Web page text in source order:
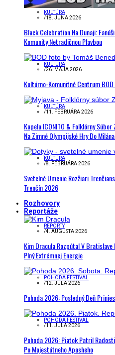
KULTÚRA
/18. JÚNA 2026
Black Celebration Na Dunaji:
Komunity Netradičnou Plavbou
KULTÚRA
/26. MÁJA 2026
Kultúrno-Komunitné Centrum
KULTÚRA
/11. FEBRUÁRA 2026
Kapela ICONITO & Folklórny Súbor
Na Zimné Olympijské Hry Do
KULTÚRA
/8. FEBRUÁRA 2026
Svetelné Umenie Rozžiari
Trenčín 2026
Rozhovory
Reportáže
REPORTY
/4. AUGUSTA 2026
Kim Dracula Rozpútal V Bratislave
Plný Extrémnej Energie
POHODA FESTIVAL
/12. JÚLA 2026
Pohoda 2026: Posledný Deň
POHODA FESTIVAL
/11. JÚLA 2026
Pohoda 2026: Piatok Patril
Po Majestátneho Apasheho